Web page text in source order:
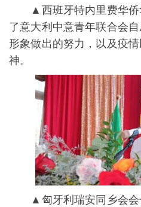
▲西班牙特内里费华侨
了意大利中意青年联合会
形象做出的努力，以及疫
神。
▲匈牙利瑞安同乡会会